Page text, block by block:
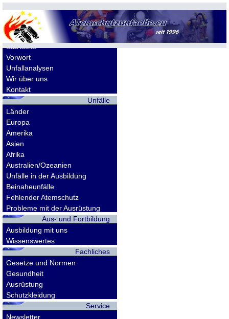
Allgemeines
Startseite
Vorwort
Unfallanalysen
Wir über uns
Kontakt
Unfälle
Länder
Europa
Amerika
Asien
Afrika
Australien/Ozeanien
Unfälle in der Ausbildung
Beinaheunfälle
Fehlender Atemschutz
Probleme mit der Ausrüstung
Aus- und Fortbildung
Ausbildung mit uns
Wissenswertes
Fachliches
Gesetze und Normen
Gesundheit
Ausrüstung
Schutzkleidung
Service
Newsletter